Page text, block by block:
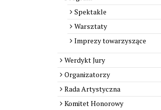
Spektakle
Warsztaty
Imprezy towarzyszące
Werdykt Jury
Organizatorzy
Rada Artystyczna
Komitet Honorowy